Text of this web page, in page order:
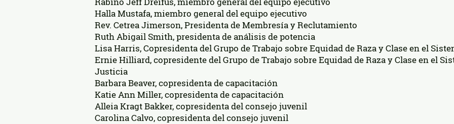
Halla Mustafa, miembro general del equipo ejecutivo​
Rev. Cetrea Jimerson, Presidenta de Membresía y Reclutamiento
Ruth Abigail Smith, presidenta de análisis de potencia
Lisa Harris, Copresidenta del Grupo de Trabajo sobre Equidad de Raza y Clase en el
Ernie Hilliard, copresidente del Grupo de Trabajo sobre Equidad de Raza y Clase en el
Justicia
Barbara Beaver, copresidenta de capacitación
Katie Ann Miller, copresidenta de capacitación
Alleia Kragt Bakker, copresidenta del consejo juvenil
Carolina Calvo, copresidenta del consejo juvenil